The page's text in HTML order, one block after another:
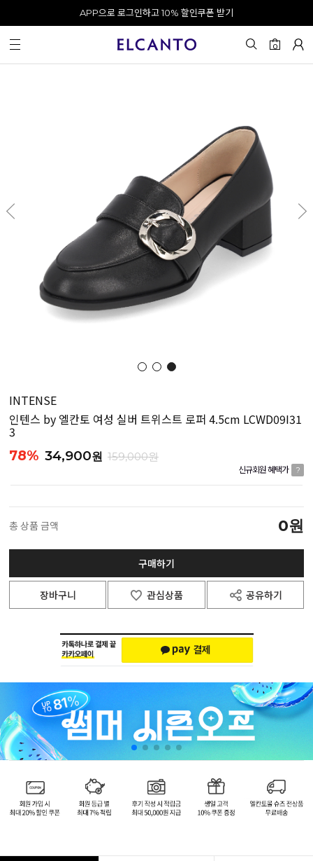
오전 10시 이전 결제 완료 시 오늘 출발!
회원가입 시 최대 20% 쿠폰 지급
카카오 채널 추가 시 10% 쿠폰 증정
APP으로 로그인하고 10% 할인쿠폰 받기
0
INTENSE
인텐스 by 엘칸토 여성 실버 트위스트 로퍼 4.5cm LCWD09I31
3
78% 34,900원 159,000원
신규회원 혜택가 ?
총 상품 금액 0원
구매하기
장바구니 관심상품 공유하기